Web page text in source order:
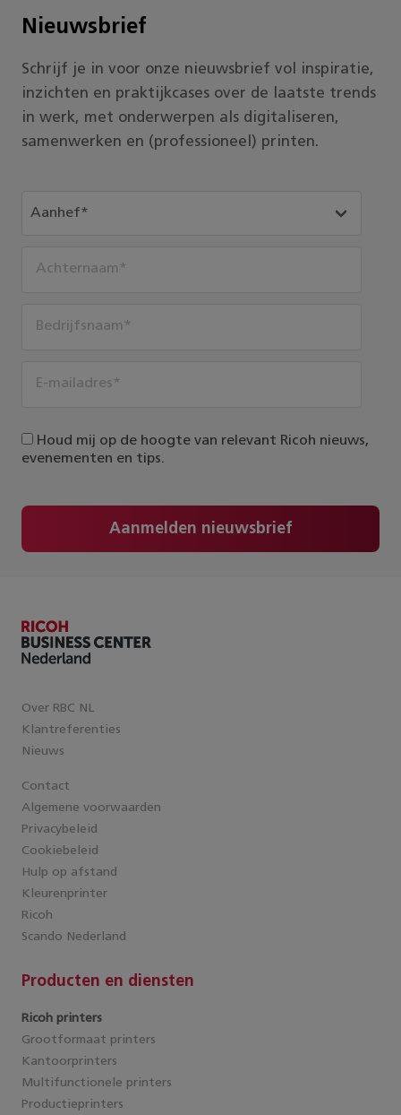
Nieuwsbrief
Schrijf je in voor onze nieuwsbrief vol inspiratie,
inzichten en praktijkcases over de laatste trends
in werk, met onderwerpen als digitaliseren,
samenwerken en (professioneel) printen.
Houd mij op de hoogte van relevant Ricoh nieuws,
evenementen en tips.
Aanmelden nieuwsbrief
Over RBC NL
Klantreferenties
Nieuws
Contact
Algemene voorwaarden
Privacybeleid
Cookiebeleid
Hulp op afstand
Kleurenprinter
Ricoh
Scando Nederland
Producten en diensten
Ricoh printers
Grootformaat printers
Kantoorprinters
Multifunctionele printers
Productieprinters